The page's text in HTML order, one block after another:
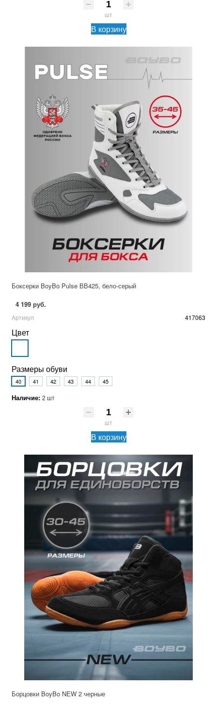
шт
В корзину
Боксерки BoyBo Pulse ВВ425, бело-серый
4 199 руб.
Артикул 417063
Цвет
Размеры обуви
40 41 42 43 44 45
Наличие: 2 шт
шт
В корзину
Борцовки BoyBo NEW 2 черные